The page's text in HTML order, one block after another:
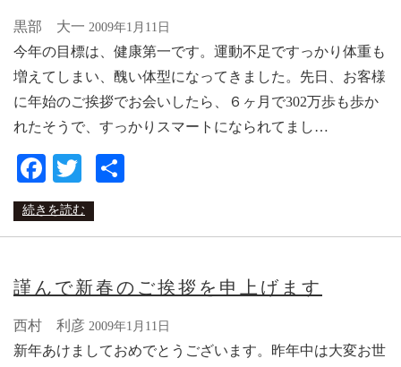
黒部 大一 2009年1月11日
今年の目標は、健康第一です。運動不足ですっかり体重も
増えてしまい、醜い体型になってきました。先日、お客様
に年始のご挨拶でお会いしたら、６ヶ月で302万歩も歩か
れたそうで、すっかりスマートになられてまし…
Facebook
Twitter
続きを読む
謹んで新春のご挨拶を申上げます
西村 利彦 2009年1月11日
新年あけましておめでとうございます。昨年中は大変お世